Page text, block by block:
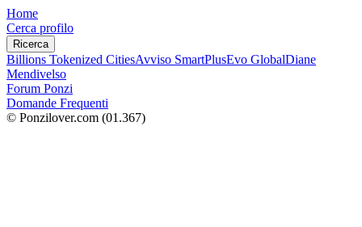
Home
Cerca profilo
Ricerca
Billions Tokenized CitiesAvviso SmartPlusEvo GlobalDiane
Mendivelso
Forum Ponzi
Domande Frequenti
© Ponzilover.com (01.367)